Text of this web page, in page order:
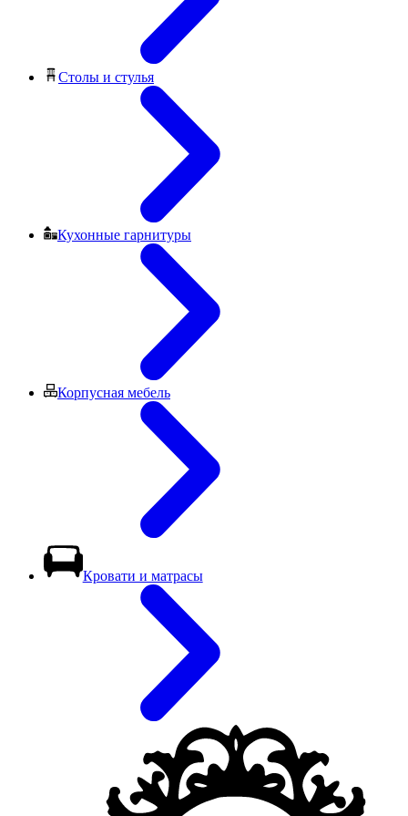
Столы и стулья
Кухонные гарнитуры
Корпусная мебель
Кровати и матрасы